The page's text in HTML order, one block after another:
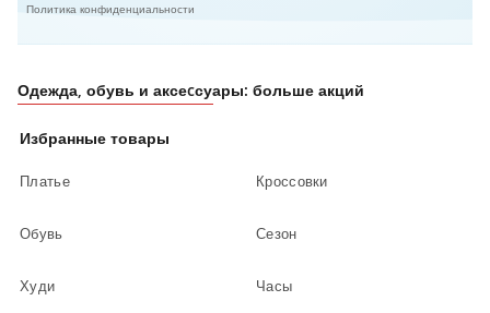
Политика конфиденциальности
Одежда, обувь и аксеcсуары: больше акций
Избранные товары
Платье Кроссовки
Обувь Сезон
Худи Часы